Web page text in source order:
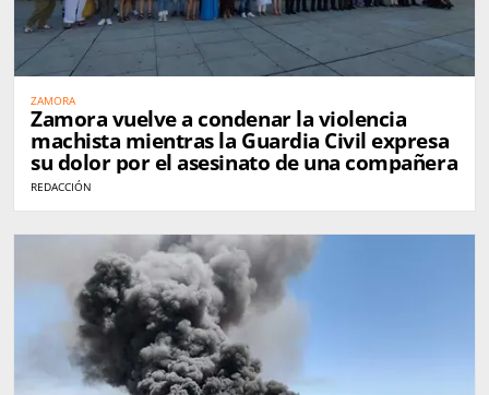
ZAMORA
Zamora vuelve a condenar la violencia
machista mientras la Guardia Civil expresa
su dolor por el asesinato de una compañera
REDACCIÓN